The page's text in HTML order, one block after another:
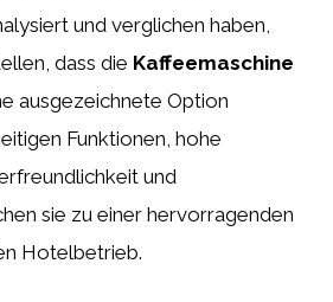
und verglichen haben,
dass die Kaffeemaschine
ausgezeichnete Option
Funktionen, hohe
und
sie zu einer hervorragenden
Hotelbetrieb.